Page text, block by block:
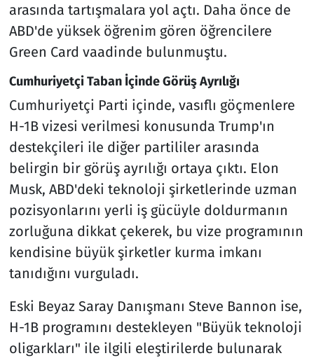
arasında tartışmalara yol açtı. Daha önce de
ABD'de yüksek öğrenim gören öğrencilere
Green Card vaadinde bulunmuştu.
Cumhuriyetçi Taban İçinde Görüş Ayrılığı
Cumhuriyetçi Parti içinde, vasıflı göçmenlere
H-1B vizesi verilmesi konusunda Trump'ın
destekçileri ile diğer partililer arasında
belirgin bir görüş ayrılığı ortaya çıktı. Elon
Musk, ABD'deki teknoloji şirketlerinde uzman
pozisyonlarını yerli iş gücüyle doldurmanın
zorluğuna dikkat çekerek, bu vize programının
kendisine büyük şirketler kurma imkanı
tanıdığını vurguladı.
Eski Beyaz Saray Danışmanı Steve Bannon ise,
H-1B programını destekleyen "Büyük teknoloji
oligarkları" ile ilgili eleştirilerde bulunarak